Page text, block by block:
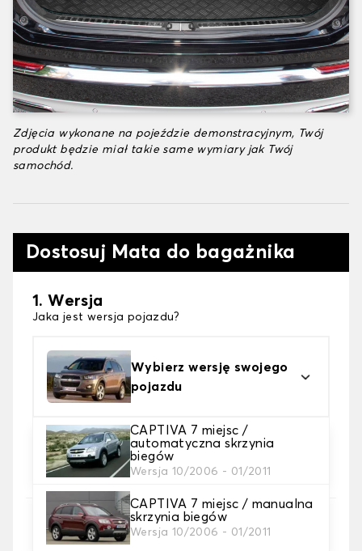
Zdjęcia wykonane na pojeździe demonstracyjnym, Twój
produkt będzie miał takie same wymiary jak Twój
samochód.
Dostosuj Mata do bagażnika
1. Wersja
Jaka jest wersja pojazdu?
Wybierz wersję swojego
pojazdu
CAPTIVA 7 miejsc /
automatyczna skrzynia
biegów
Wersja 10/2006 - 01/2011
CAPTIVA 7 miejsc / manualna
skrzynia biegów
Wersja 10/2006 - 01/2011
2. Materiał
wybierz materiał dywanika do bagażnika
3. Kolory dywanów
wybierz kolor dywanika bagażnik .